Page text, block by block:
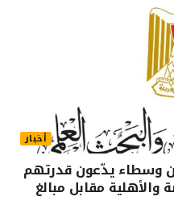
أخبار
من وسطاء يدّعون قدرتهم
والأهلية مقابل مبالغ